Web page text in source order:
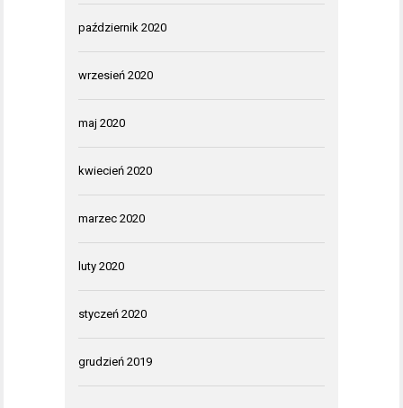
październik 2020
wrzesień 2020
maj 2020
kwiecień 2020
marzec 2020
luty 2020
styczeń 2020
grudzień 2019